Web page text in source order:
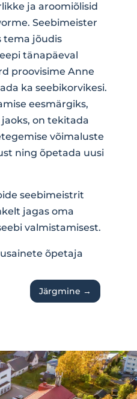
ja aroomiõlisid
Seebimeister
tema jõudis
tänapäeval
proovisime Anne
ka seebikorvikesi.
eesmärgiks,
on tekitada
võimaluste
ning õpetada uusi
seebimeistrit
jagas oma
valmistamisest.
õpetaja
Järgmine →